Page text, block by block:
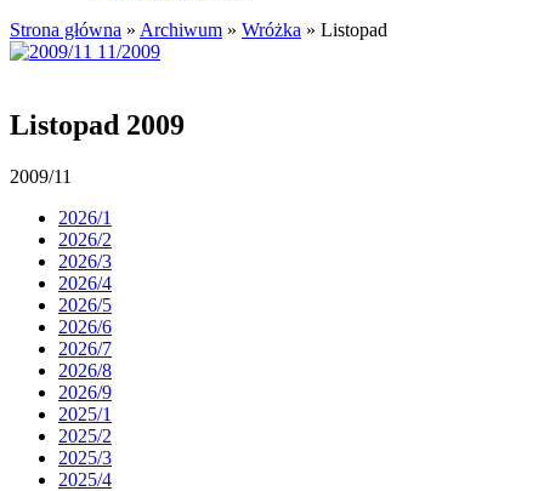
Strona główna » Archiwum » Wróżka » Listopad
Listopad 2009
2009/11
2026/1
2026/2
2026/3
2026/4
2026/5
2026/6
2026/7
2026/8
2026/9
2025/1
2025/2
2025/3
2025/4